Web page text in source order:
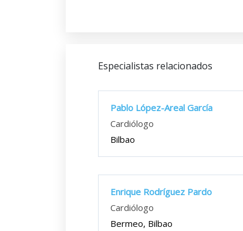
Especialistas relacionados
Pablo López-Areal García
Cardiólogo
Bilbao
Enrique Rodríguez Pardo
Cardiólogo
Bermeo, Bilbao